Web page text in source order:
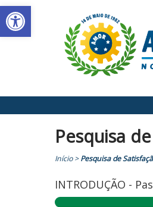
Abrir a barra de ferramentas
Skip
to
content
Pesquisa
Início>Pesquisa de
INTRODUÇÃO -